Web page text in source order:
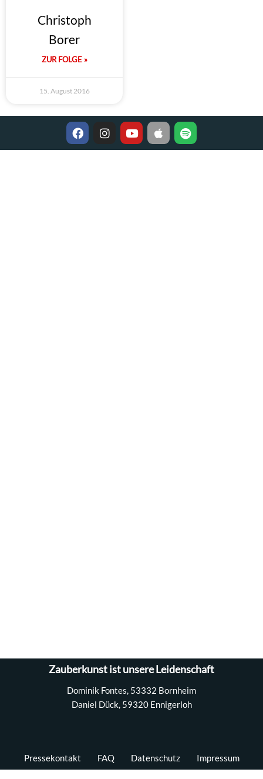
Christoph
Borer
ZUR FOLGE »
15. August 2016
Zauberkunst ist unsere Leidenschaft
Dominik Fontes, 53332 Bornheim
Daniel Dück, 59320 Ennigerloh
Pressekontakt FAQ Datenschutz Impressum